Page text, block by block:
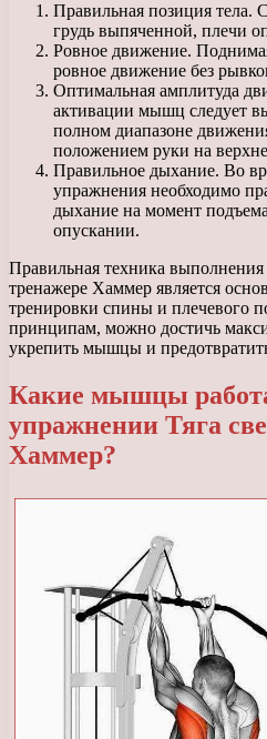
Правильная позиция тела.
грудь выпяченной, плечи
Ровное движение.
ровное движение без
Оптимальная амплитуда
активации мышц следует
полном диапазоне
положением руки на
Правильное дыхание. Во
упражнения необходимо
дыхание на момент
опускании.
Правильная техника
тренажере Хаммер является
тренировки спины и плечевого
принципам, можно достичь
укрепить мышцы и
Какие мышцы
упражнении Тяга
Хаммер?